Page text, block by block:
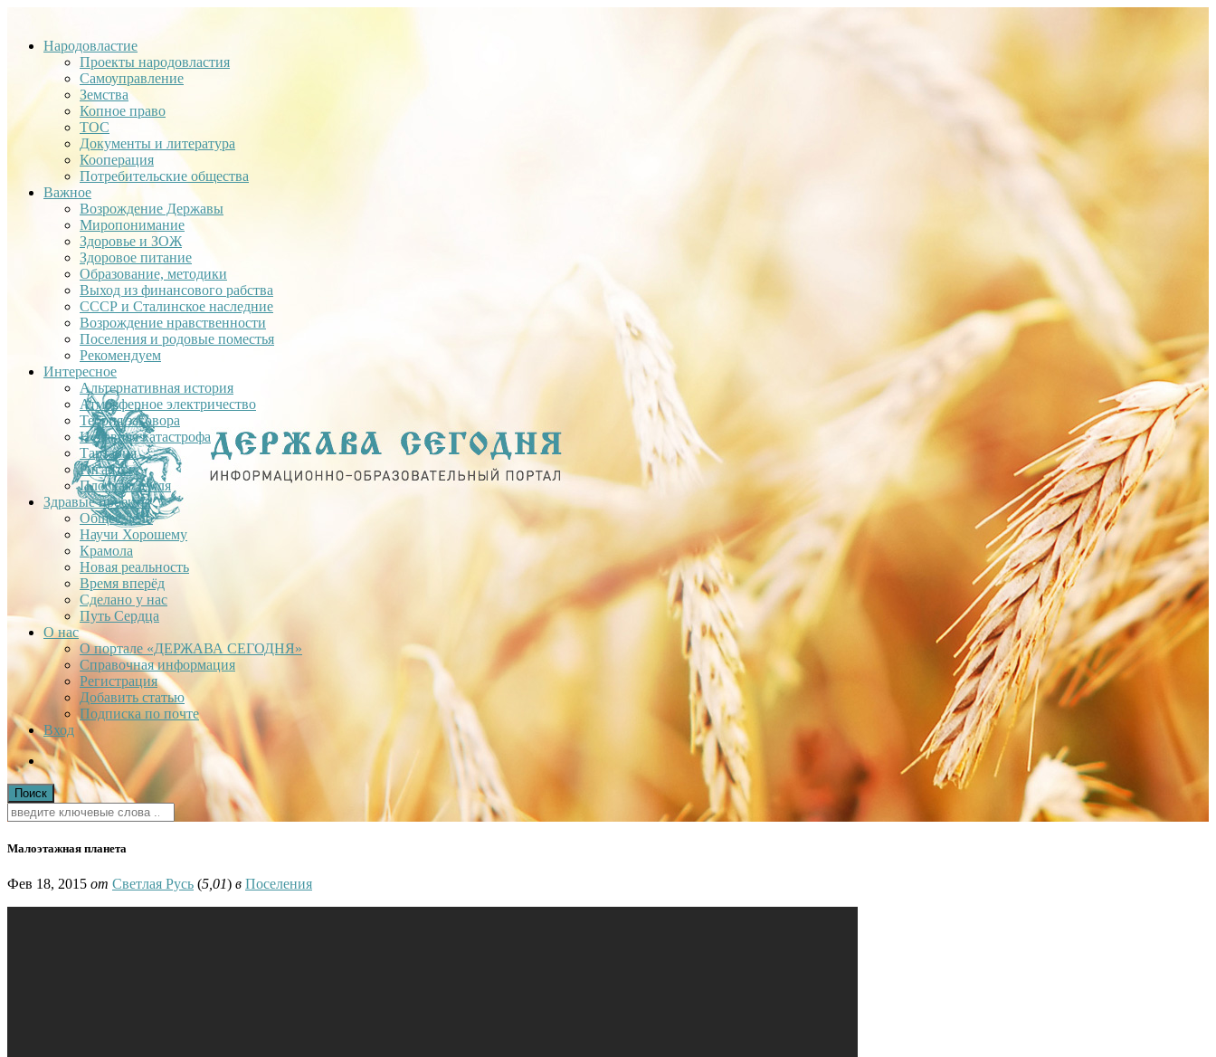
Народовластие
Проекты народовластия
Самоуправление
Земства
Копное право
ТОС
Документы и литература
Кооперация
Потребительские общества
Важное
Возрождение Державы
Миропонимание
Здоровье и ЗОЖ
Здоровое питание
Образование, методики
Выход из финансового рабства
СССР и Сталинское наследние
Возрождение нравственности
Поселения и родовые поместья
Рекомендуем
Интересное
Альтернативная история
Атмосферное электричество
Теория заговора
Недавняя катастрофа
Тартария
Гиганты
Плоская Земля
Здравые проекты
Общее дело
Научи Хорошему
Крамола
Новая реальность
Время вперёд
Сделано у нас
Путь Сердца
О нас
О портале «ДЕРЖАВА СЕГОДНЯ»
Справочная информация
Регистрация
Добавить статью
Подписка по почте
Вход
Малоэтажная планета
Фев 18, 2015 от Светлая Русь (5,01) в Поселения